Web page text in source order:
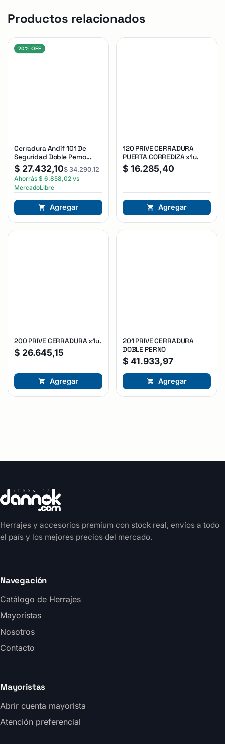
Productos relacionados
20% OFF
Cerradura Andif 101 De
Seguridad Doble Perno
Reforzada Plateado
$ 27.432,10$34.290,12
Ahorrás $ 6.858,02 vs
MercadoLibre
Agregar
120 PRIVE CERRADURA
PUERTA CORREDIZA x1u.
$ 16.285,40
Agregar
200 PRIVE CERRADURA x1u.
$ 26.645,15
Agregar
201 PRIVE CERRADURA
DOBLE PERNO
$ 41.933,97
Agregar
Herrajes y accesorios premium con stock real, envíos a todo
el país y los mejores precios del mercado.
Navegación
Catálogo de Herrajes
Mayoristas
Nosotros
Contacto
Mayoristas
Abrir cuenta mayorista
Atención preferencial